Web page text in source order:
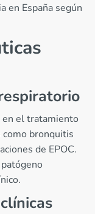
en España según
en el tratamiento
como bronquitis
de EPOC.